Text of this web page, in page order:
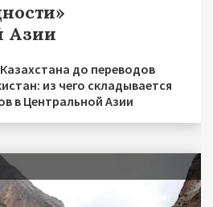
Азии
до переводов
из чего складывается
в Центральной Азии